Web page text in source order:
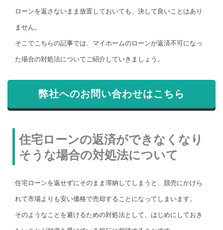
ローンを返さないまま放置しておいても、決して良いことはあり
ません。
そこでこちらの記事では、マイホームのローンが返済不可になっ
た場合の対処法についてご紹介していきましょう。
弊社へのお問い合わせはこちら
住宅ローンの返済ができなくなり
そうな場合の対処法について
住宅ローンを返せずにそのまま滞納してしまうと、競売にかけら
れて市場よりも安い価格で売却することになってしまいます。
そのようなことを避けるための対処法として、はじめにしておき